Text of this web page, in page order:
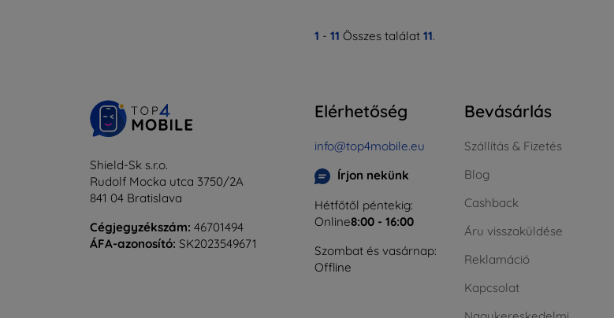
1 - 11 Összes találat 11.
Shield-Sk s.r.o.
Rudolf Mocka utca 3750/2A
841 04 Bratislava
Cégjegyzékszám: 46701494
ÁFA-azonosító: SK2023549671
Elérhetőség
info@top4mobile.eu
Írjon nekünk
Hétfőtől péntekig:
Online8:00 - 16:00
Szombat és vasárnap:
Offline
Bevásárlás
Szállítás & Fizetés
Blog
Cashback
Áru visszaküldése
Reklamáció
Kapcsolat